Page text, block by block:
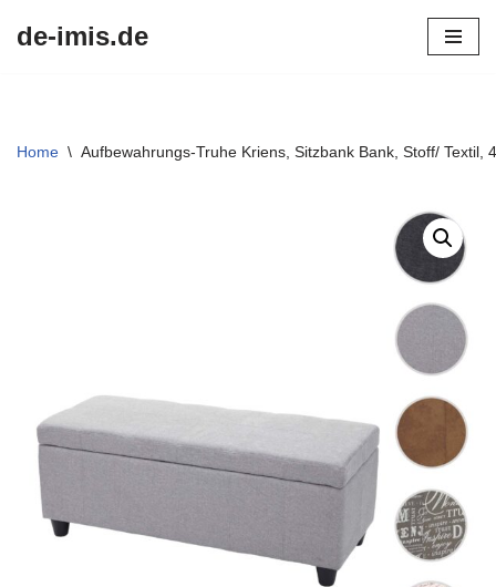
de-imis.de
Home \ Aufbewahrungs-Truhe Kriens, Sitzbank Bank, Stoff/ Textil,